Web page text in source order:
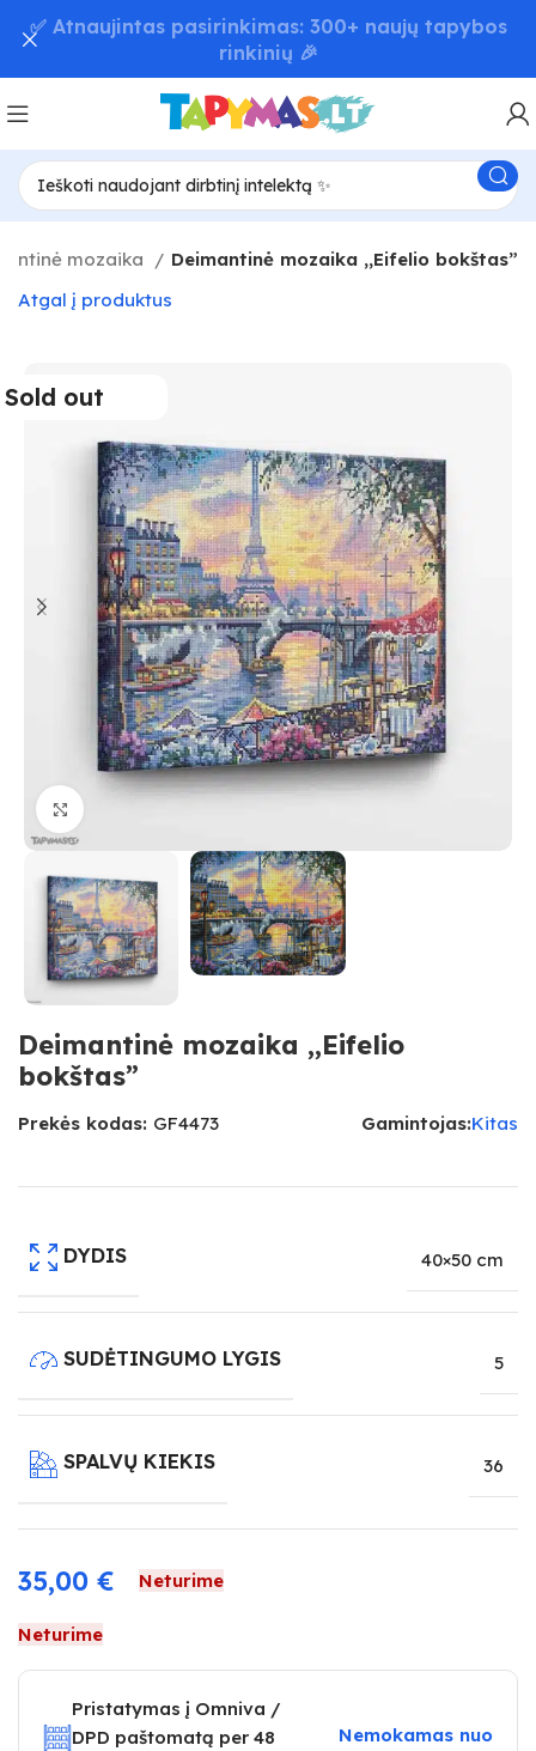
mozaika
Deimantinė mozaika ,,Eifelio bokštas”
Atgal į produktus
Sold out
Deimantinė mozaika ,,Eifelio
bokštas”
Prekės kodas: GF4473 Gamintojas:Kitas
DYDIS 40×50 cm
SUDĖTINGUMO LYGIS 5
SPALVŲ KIEKIS 36
35,00 € Neturime
Neturime
Pristatymas į Omniva /
DPD paštomatą per 48
Nemokamas nuo
📦 Greitas užsakymų pristatymas – iki 48 val! 🚚